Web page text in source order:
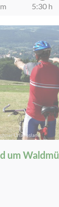
5:30 h
Urlaubsland
um